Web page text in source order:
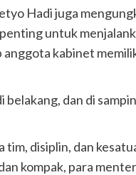
Hadi juga
untuk
kabinet
dan di
disiplin, dan
kompak, para